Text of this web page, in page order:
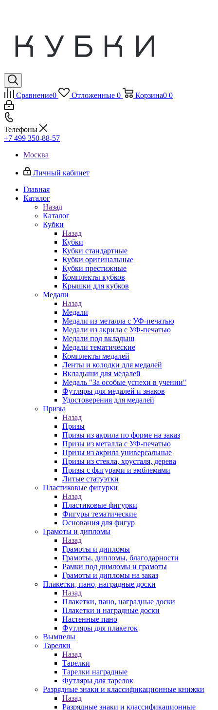
Сравнение0 Отложенные 0 Корзина0 0
Телефоны
+7 499 350-88-57
Москва
Личный кабинет
Главная
Каталог
Назад
Каталог
Кубки
Назад
Кубки
Кубки стандартные
Кубки оригинальные
Кубки престижные
Комплекты кубков
Крышки для кубков
Медали
Назад
Медали
Медали из металла с УФ-печатью
Медали из акрила с УФ-печатью
Медали под вкладыш
Медали тематические
Комплекты медалей
Ленты и колодки для медалей
Вкладыши для медалей
Медаль "За особые успехи в учении"
Футляры для медалей и знаков
Удостоверения для медалей
Призы
Назад
Призы
Призы из акрила по форме на заказ
Призы из металла с УФ-печатью
Призы из акрила универсальные
Призы из стекла, хрусталя, дерева
Призы с фигурами и эмблемами
Литые статуэтки
Пластиковые фигурки
Назад
Пластиковые фигурки
Фигуры тематические
Основания для фигур
Грамоты и дипломы
Назад
Грамоты и дипломы
Грамоты, дипломы, благодарности
Рамки под димломы и грамоты
Грамоты и дипломы на заказ
Плакетки, пано, наградные доски
Назад
Плакетки, пано, наградные доски
Плакетки и наградные доски
Настенные пано
Футляры для плакеток
Вымпелы
Тарелки
Назад
Тарелки
Тарелки наградные
Футляры для тарелок
Разрядные знаки и классификационные книжки
Назад
Разрядные знаки и классификационные